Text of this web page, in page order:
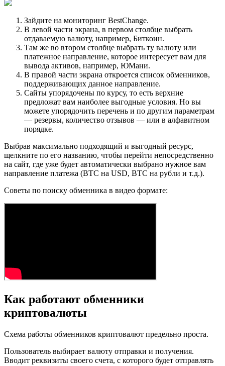
Зайдите на мониторинг BestChange.
В левой части экрана, в первом столбце выбрать
отдаваемую валюту, например, Биткоин.
Там же во втором столбце выбрать ту валюту или
платежное направление, которое интересует вам для
вывода активов, например, ЮМани.
В правой части экрана откроется список обменников,
поддерживающих данное направление.
Сайты упорядочены по курсу, то есть верхние
предложат вам наиболее выгодные условия. Но вы
можете упорядочить перечень и по другим параметрам
— резервы, количество отзывов — или в алфавитном
порядке.
Выбрав максимально подходящий и выгодный ресурс,
щелкните по его названию, чтобы перейти непосредственно
на сайт, где уже будет автоматически выбрано нужное вам
направление платежа (BTC на USD, BTC на рубли и т.д.).
Советы по поиску обменника в видео формате:
Как работают обменники
криптовалюты
Схема работы обменников криптовалют предельно проста.
Пользователь выбирает валюту отправки и получения.
Вводит реквизиты своего счета, с которого будет отправлять